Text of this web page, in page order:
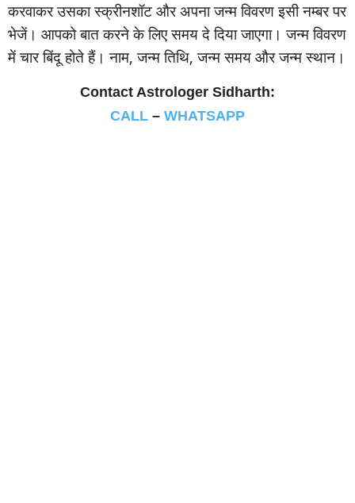
करवाकर उसका स्‍क्रीनशॉट और अपना जन्‍म विवरण इसी नम्‍बर पर
भेजें। आपको बात करने के लिए समय दे दिया जाएगा। जन्‍म विवरण
में चार बिंदू होते हैं। नाम, जन्‍म तिथि, जन्‍म समय और जन्‍म स्‍थान।
Contact Astrologer Sidharth:
CALL – WHATSAPP